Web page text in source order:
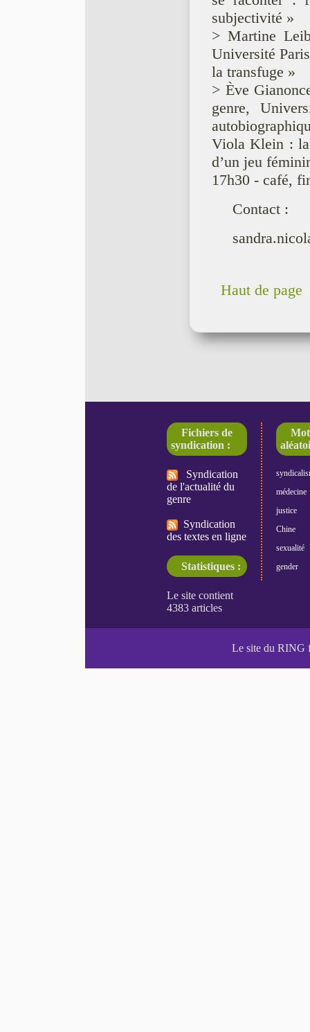
subjectivité »
> Martine
Université
la transfuge »
> Ève
genre,
Viola Klein : la
d’un jeu
17h30 - café,
Contact :
Haut de page
Fichiers de
syndication :
Syndication
de l'actualité du
genre
Syndication
des textes en ligne
Statistiques :
médecine
justice
Chine
sexualité
gender
Le site du RING